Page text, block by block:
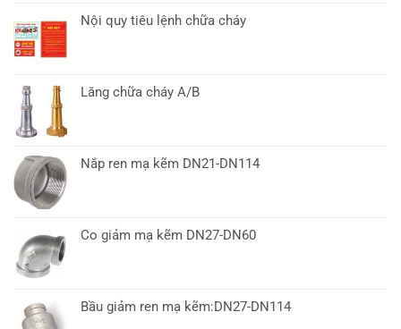
Nội quy tiêu lệnh chữa cháy
Lăng chữa cháy A/B
Nắp ren mạ kẽm DN21-DN114
Co giảm mạ kẽm DN27-DN60
Bầu giảm ren mạ kẽm:DN27-DN114